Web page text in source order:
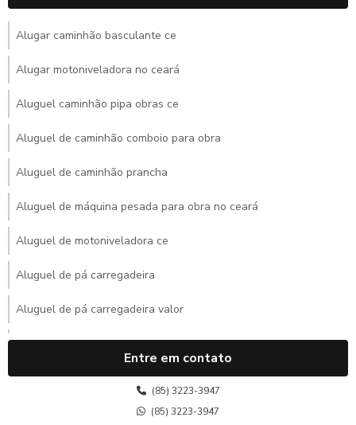
Alugar caminhão basculante ce
Alugar motoniveladora no ceará
Aluguel caminhão pipa obras ce
Aluguel de caminhão comboio para obra
Aluguel de caminhão prancha
Aluguel de máquina pesada para obra no ceará
Aluguel de motoniveladora ce
Aluguel de pá carregadeira
Aluguel de pá carregadeira valor
Aluguel de retroescavadeira
Aluguel de retroescavadeira mensal
Aluguel de retroescavadeira mensal preço
Entre em contato
(85) 3223-3947
(85) 3223-3947